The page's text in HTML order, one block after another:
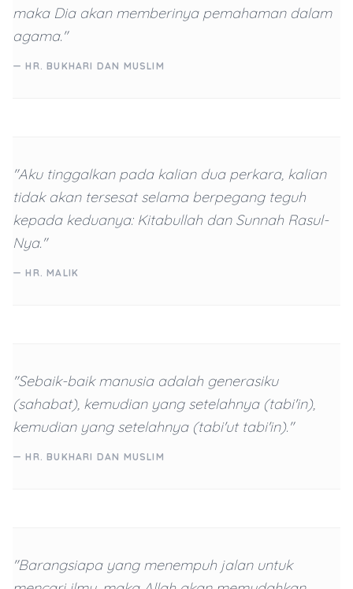
maka Dia akan memberinya pemahaman dalam
agama."
— HR. BUKHARI DAN MUSLIM
"Aku tinggalkan pada kalian dua perkara, kalian
tidak akan tersesat selama berpegang teguh
kepada keduanya: Kitabullah dan Sunnah Rasul-
Nya."
— HR. MALIK
"Sebaik-baik manusia adalah generasiku
(sahabat), kemudian yang setelahnya (tabi'in),
kemudian yang setelahnya (tabi'ut tabi'in)."
— HR. BUKHARI DAN MUSLIM
"Barangsiapa yang menempuh jalan untuk